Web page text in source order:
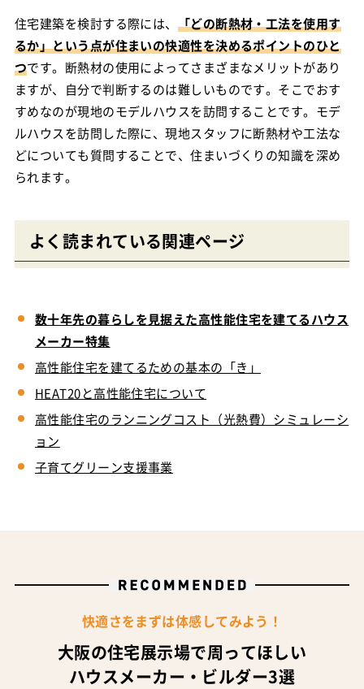
住宅建築を検討する際には、 「どの断熱材・工法を使用す
るか」という点が住まいの快適性を決めるポイントのひと
つです。断熱材の使用によってさまざまなメリットがあり
ますが、自分で判断するのは難しいものです。そこでおす
すめなのが現地のモデルハウスを訪問することです。モデ
ルハウスを訪問した際に、現地スタッフに断熱材や工法な
どについても質問することで、住まいづくりの知識を深め
られます。
よく読まれている関連ページ
数十年先の暮らしを見据えた高性能住宅を建てるハウス
メーカー特集
高性能住宅を建てるための基本の「き」
HEAT20と高性能住宅について
高性能住宅のランニングコスト（光熱費）シミュレーシ
ョン
子育てグリーン支援事業
快適さをまずは体感してみよう！
大阪の住宅展示場で周ってほしい
ハウスメーカー・ビルダー3選